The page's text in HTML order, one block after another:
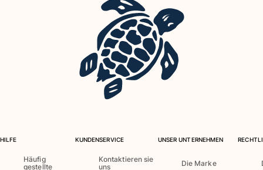
HILFE
Häufig
gestellte
KUNDENSERVICE
Kontaktieren sie
uns
UNSER UNTERNEHMEN
Die Marke